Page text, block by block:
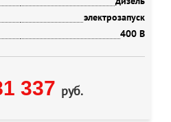
электрозапуск
400 В
337 руб.